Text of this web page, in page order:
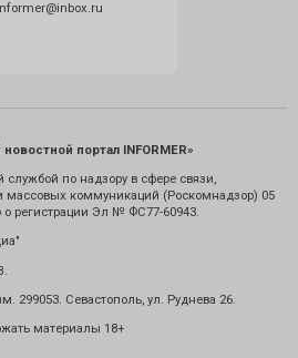
портал INFORMER»
службой по надзору в сфере связи,
массовых коммуникаций (Роскомнадзор) 05
о регистрации Эл № ФС77-60943.
299053. Севастополь, ул. Руднева 26.
материалы 18+